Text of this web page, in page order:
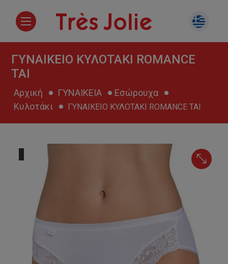
ΓΥΝΑΙΚΕΙΟ ΚΥΛΟΤΑΚΙ ROMANCE
TAI
Αρχική ΓΥΝΑΙΚΕΙΑ
Εσώρουχα
Κυλοτάκι
ΓΥΝΑΙΚΕΙΟ ΚΥΛΟΤΑΚΙ ROMANCE TAI